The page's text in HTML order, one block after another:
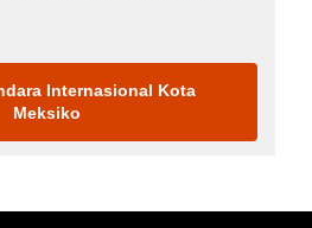
Internasional Kota
Meksiko